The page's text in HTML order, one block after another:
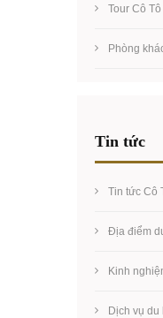
Tour Cô Tô
Phòng
Tin tức
Tin tức Cô
Địa điểm
Kinh
Dịch vụ du